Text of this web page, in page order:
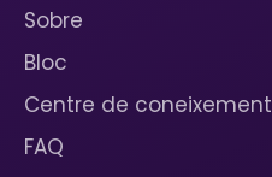
Sobre
Bloc
Centre de coneixement
FAQ